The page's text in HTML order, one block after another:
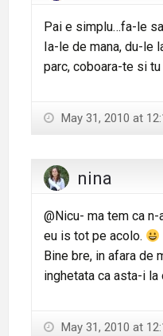
Pai e simplu…fa-le
Ia-le de mana, du-le
parc, coboara-te si tu
May 31, 2010 at
nina
@Nicu- ma tem ca
eu is tot pe acolo.
Bine bre, in afara de
inghetata ca asta-i la
May 31, 2010 at